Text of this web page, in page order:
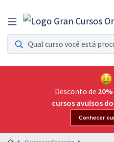
Assinatura Ilimitada 11
Acesso a todos os cursos. Teste grátis por
Assinatura OAB Até Passar
Acesso ilimitado a toda preparação para
Preparação completa e intensiva para
Desconto de
cursos avulsos do
Conhecer